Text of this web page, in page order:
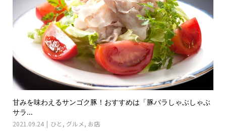
甘みを味わえるサンゴク豚！おすすめは「豚バラしゃぶしゃぶ
サラ...
2021.09.24 ひと , グルメ, お店